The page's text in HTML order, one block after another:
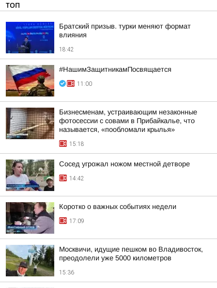
ТОП
Братский призыв. турки меняют формат
влияния
18:42
#НашимЗащитникамПосвящается
11:00
Бизнесменам, устраивающим незаконные
фотосессии с совами в Прибайкалье, что
называется, «пообломали крылья»
15:18
Сосед угрожал ножом местной детворе
14:42
Коротко о важных событиях недели
17:09
Москвичи, идущие пешком во Владивосток,
преодолели уже 5000 километров
15:36